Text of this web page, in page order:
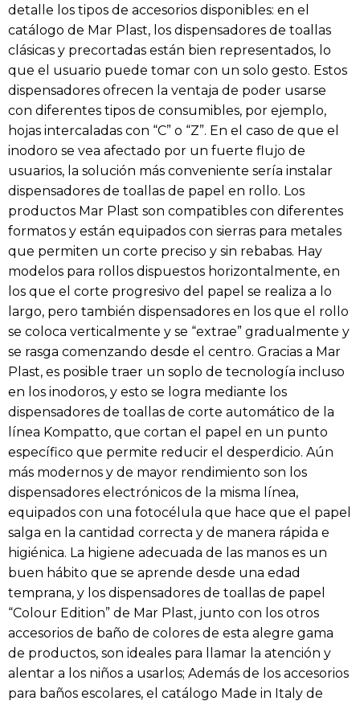
detalle los tipos de accesorios disponibles: en el
catálogo de Mar Plast, los dispensadores de toallas
clásicas y precortadas están bien representados, lo
que el usuario puede tomar con un solo gesto. Estos
dispensadores ofrecen la ventaja de poder usarse
con diferentes tipos de consumibles, por ejemplo,
hojas intercaladas con “C” o “Z”. En el caso de que el
inodoro se vea afectado por un fuerte flujo de
usuarios, la solución más conveniente sería instalar
dispensadores de toallas de papel en rollo. Los
productos Mar Plast son compatibles con diferentes
formatos y están equipados con sierras para metales
que permiten un corte preciso y sin rebabas. Hay
modelos para rollos dispuestos horizontalmente, en
los que el corte progresivo del papel se realiza a lo
largo, pero también dispensadores en los que el rollo
se coloca verticalmente y se “extrae” gradualmente y
se rasga comenzando desde el centro. Gracias a Mar
Plast, es posible traer un soplo de tecnología incluso
en los inodoros, y esto se logra mediante los
dispensadores de toallas de corte automático de la
línea Kompatto, que cortan el papel en un punto
específico que permite reducir el desperdicio. Aún
más modernos y de mayor rendimiento son los
dispensadores electrónicos de la misma línea,
equipados con una fotocélula que hace que el papel
salga en la cantidad correcta y de manera rápida e
higiénica. La higiene adecuada de las manos es un
buen hábito que se aprende desde una edad
temprana, y los dispensadores de toallas de papel
“Colour Edition” de Mar Plast, junto con los otros
accesorios de baño de colores de esta alegre gama
de productos, son ideales para llamar la atención y
alentar a los niños a usarlos; Además de los accesorios
para baños escolares, el catálogo Made in Italy de